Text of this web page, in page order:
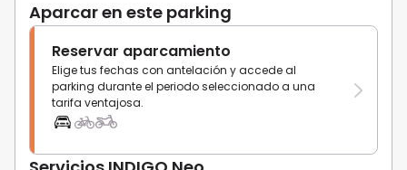
Aparcar en este parking
Reservar aparcamiento
Elige tus fechas con antelación y accede al
parking durante el periodo seleccionado a una
tarifa ventajosa.